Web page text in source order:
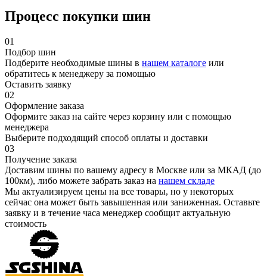
Процесс покупки шин
01
Подбор шин
Подберите необходимые шины в нашем каталоге или
обратитесь к менеджеру за помощью
Оставить заявку
02
Оформление заказа
Оформите заказ на сайте через корзину или с помощью
менеджера
Выберите подходящий способ оплаты и доставки
03
Получение заказа
Доставим шины по вашему адресу в Москве или за МКАД (до
100км), либо можете забрать заказ на нашем складе
Мы актуализируем цены на все товары, но у некоторых
сейчас она может быть завышенная или заниженная. Оставьте
заявку и в течение часа менеджер сообщит актуальную
стоимость